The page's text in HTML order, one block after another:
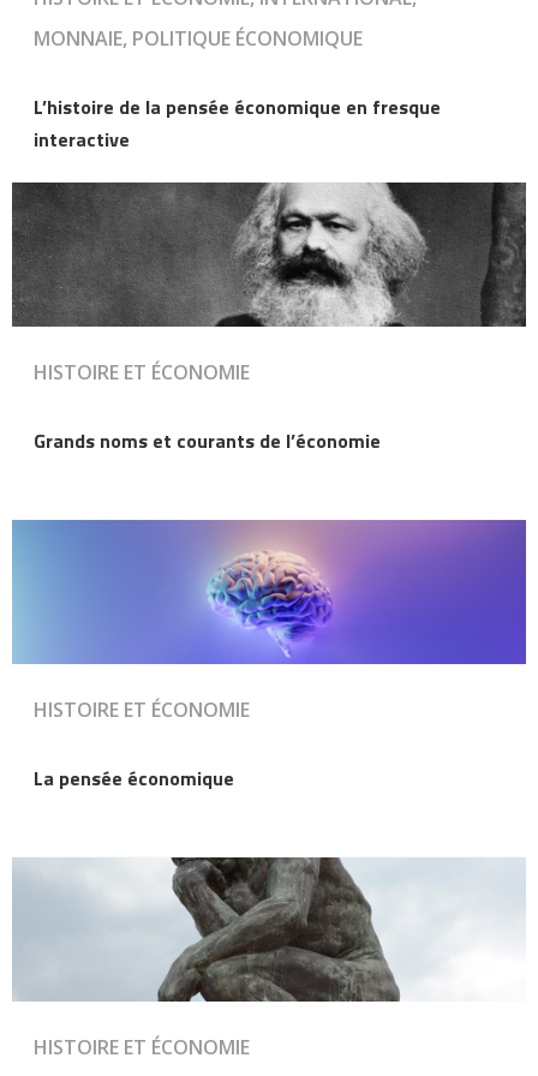
MONNAIE, POLITIQUE ÉCONOMIQUE
L’histoire de la pensée économique en fresque
interactive
HISTOIRE ET ÉCONOMIE
Grands noms et courants de l’économie
HISTOIRE ET ÉCONOMIE
La pensée économique
HISTOIRE ET ÉCONOMIE